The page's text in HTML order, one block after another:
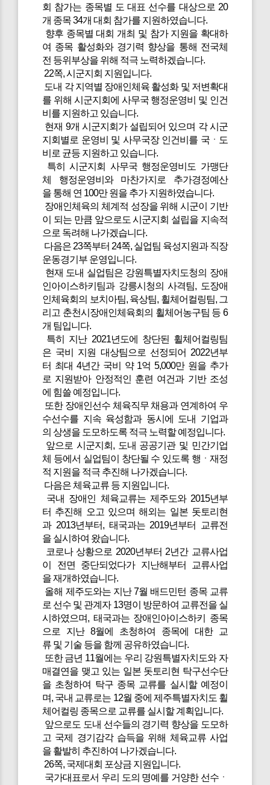
회 참가는 종목별 도 대표 선수를 대상으로 20
개 종목 34개 대회 참가를 지원하였습니다.
향후 종목별 대회 개최 및 참가 지원을 확대하
여 종목 활성화와 경기력 향상을 통해 전국체
전 등위부상을 위해 적극 노력하겠습니다.
22쪽, 시군지회 지원입니다.
도내 각 지역별 장애인체육 활성화 및 저변확대
를 위해 시군지회에 사무국 행정운영비 및 인건
비를 지원하고 있습니다.
현재 9개 시군지회가 설립되어 있으며 각 시군
지회별로 운영비 및 사무국장 인건비를 국ㆍ도
비로 균등 지원하고 있습니다.
특히 시군지회 사무국 행정운영비도 가맹단
체 행정운영비와 마찬가지로 추가경정예산
을 통해 연 100만 원을 추가 지원하였습니다.
장애인체육의 체계적 성장을 위해 시군이 기반
이 되는 만큼 앞으로도 시군지회 설립을 지속적
으로 독려해 나가겠습니다.
다음은 23쪽부터 24쪽, 실업팀 육성지원과 직장
운동경기부 운영입니다.
현재 도내 실업팀은 강원특별자치도청의 장애
인아이스하키팀과 강릉시청의 사격팀, 도장애
인체육회의 보치아팀, 육상팀, 휠체어컬링팀, 그
리고 춘천시장애인체육회의 휠체어농구팀 등 6
개 팀입니다.
특히 지난 2021년도에 창단된 휠체어컬링팀
은 국비 지원 대상팀으로 선정되어 2022년부
터 최대 4년간 국비 약 1억 5,000만 원을 추가
로 지원받아 안정적인 훈련 여건과 기반 조성
에 힘쓸 예정입니다.
또한 장애인선수 체육직무 채용과 연계하여 우
수선수를 지속 육성함과 동시에 도내 기업과
의 상생을 도모하도록 적극 노력할 예정입니다.
앞으로 시군지회, 도내 공공기관 및 민간기업
체 등에서 실업팀이 창단될 수 있도록 행ㆍ재정
적 지원을 적극 추진해 나가겠습니다.
다음은 체육교류 등 지원입니다.
국내 장애인 체육교류는 제주도와 2015년부
터 추진해 오고 있으며 해외는 일본 돗토리현
과 2013년부터, 태국과는 2019년부터 교류전
을 실시하여 왔습니다.
코로나 상황으로 2020년부터 2년간 교류사업
이 전면 중단되었다가 지난해부터 교류사업
을 재개하였습니다.
올해 제주도와는 지난 7월 배드민턴 종목 교류
로 선수 및 관계자 13명이 방문하여 교류전을 실
시하였으며, 태국과는 장애인아이스하키 종목
으로 지난 8월에 초청하여 종목에 대한 교
류 및 기술 등을 함께 공유하였습니다.
또한 금년 11월에는 우리 강원특별자치도와 자
매결연을 맺고 있는 일본 돗토리현 탁구선수단
을 초청하여 탁구 종목 교류를 실시할 예정이
며, 국내 교류로는 12월 중에 제주특별자치도 휠
체어컬링 종목으로 교류를 실시할 계획입니다.
앞으로도 도내 선수들의 경기력 향상을 도모하
고 국제 경기감각 습득을 위해 체육교류 사업
을 활발히 추진하여 나가겠습니다.
26쪽, 국제대회 포상금 지원입니다.
국가대표로서 우리 도의 명예를 거양한 선수ㆍ